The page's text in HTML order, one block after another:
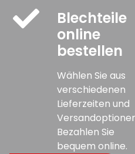
Blechteile
online
bestellen
Wählen Sie aus
verschiedenen
Lieferzeiten und
Bezahlen Sie
bequem online.